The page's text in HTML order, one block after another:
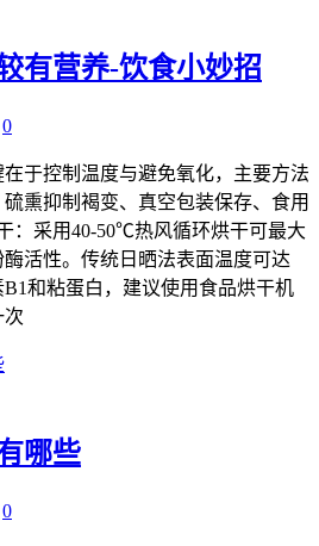
有营养-饮食小妙招
0
于控制温度与避免氧化，主要方法
熏抑制褐变、真空包装保存、食用
：采用40-50℃热风循环烘干可最大
活性。传统日晒法表面温度可达
和粘蛋白，建议使用食品烘干机
次
哪些
0